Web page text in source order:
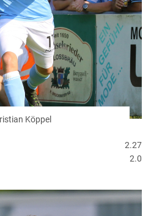
Köppel
2.27
2.0